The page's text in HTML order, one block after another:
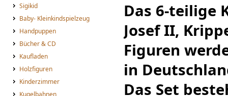
Sigikid
Baby- Kleinkindspielzeug
Handpuppen
Bücher & CD
Kaufladen
Holzfiguren
Kinderzimmer
Kugelbahnen
Das 6-teilige
Josef II,
Figuren
in
Das Set